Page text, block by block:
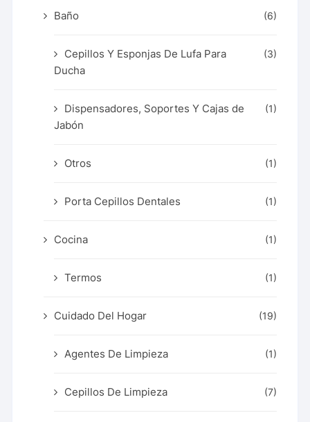
Baño (6)
Cepillos Y Esponjas De Lufa Para
Ducha
(3)
Dispensadores, Soportes Y Cajas de
Jabón
(1)
Otros (1)
Porta Cepillos Dentales (1)
Cocina (1)
Termos (1)
Cuidado Del Hogar (19)
Agentes De Limpieza (1)
Cepillos De Limpieza (7)